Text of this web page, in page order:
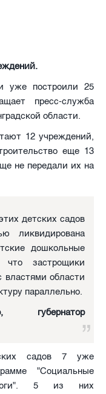
уже построили 25
пресс-служба
области.
12 учреждений,
еще 13
не передали их на
детских садов
ликвидирована
дошкольные
застрощики
властями области
параллельно.
губернатор
садов 7 уже
"Социальные
5 из них